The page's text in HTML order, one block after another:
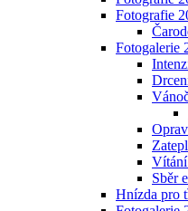
Fotografie
Fotogalerie
Vítání
Sběr
Hnízda pro